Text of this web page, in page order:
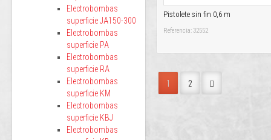
Pistolete sin fin 0,6 m
Referencia: 32552
1 2
Electrobombas
superficie JA150-300
Electrobombas
superficie PA
Electrobombas
superficie RA
Electrobombas
superficie KM
Electrobombas
superficie KBJ
Electrobombas